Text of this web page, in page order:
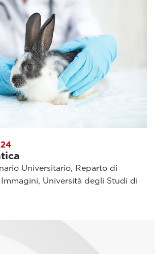
Universitario, Reparto di
Università degli Studi di